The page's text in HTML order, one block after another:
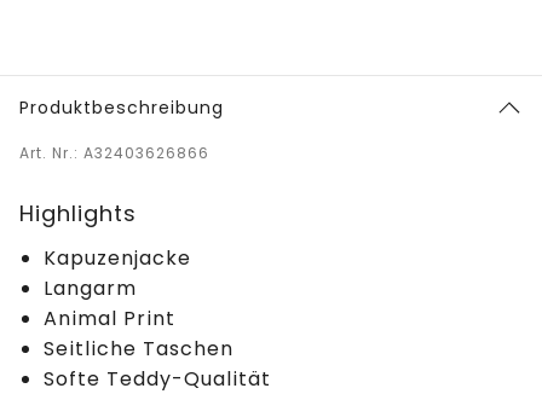
Produktbeschreibung
Art. Nr.: A32403626866
Highlights
Kapuzenjacke
Langarm
Animal Print
Seitliche Taschen
Softe Teddy-Qualität